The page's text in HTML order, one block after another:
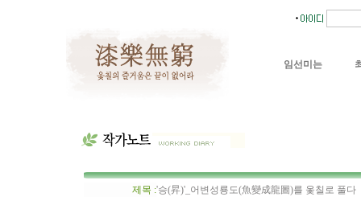
임선미는
제목 :'승(昇)'_어변성룡도(魚變成龍圖)를 옻칠로 풀다